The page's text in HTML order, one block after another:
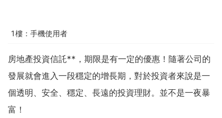
1樓：手機使用者
房地產投資信託**，期限是有一定的優惠！隨著公司的
發展就會進入一段穩定的增長期，對於投資者來說是一
個透明、安全、穩定、長遠的投資理財。並不是一夜暴
富！